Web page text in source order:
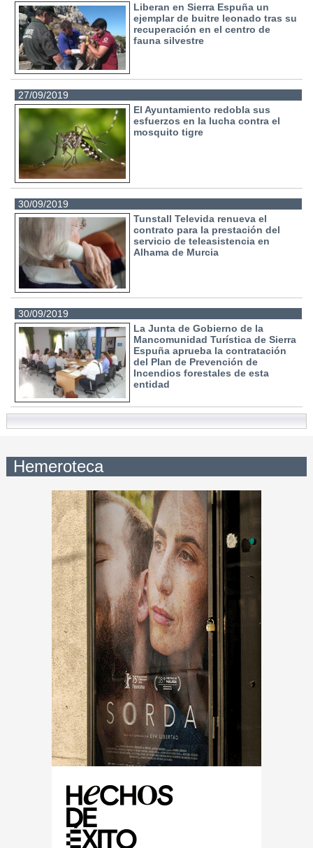
Liberan en Sierra Espuña un
ejemplar de buitre leonado tras su
recuperación en el centro de
fauna silvestre
27/09/2019
El Ayuntamiento redobla sus
esfuerzos en la lucha contra el
mosquito tigre
30/09/2019
Tunstall Televida renueva el
contrato para la prestación del
servicio de teleasistencia en
Alhama de Murcia
30/09/2019
La Junta de Gobierno de la
Mancomunidad Turística de Sierra
Espuña aprueba la contratación
del Plan de Prevención de
Incendios forestales de esta
entidad
Hemeroteca